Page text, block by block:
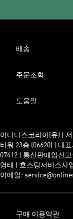
배송
주문조회
도움말
아디다스코리아(유) |
타워 23층 (06620) | 대
07412 | 통신판매업신
영태 | 호스팅서비스사
이메일:
구매 이용약관